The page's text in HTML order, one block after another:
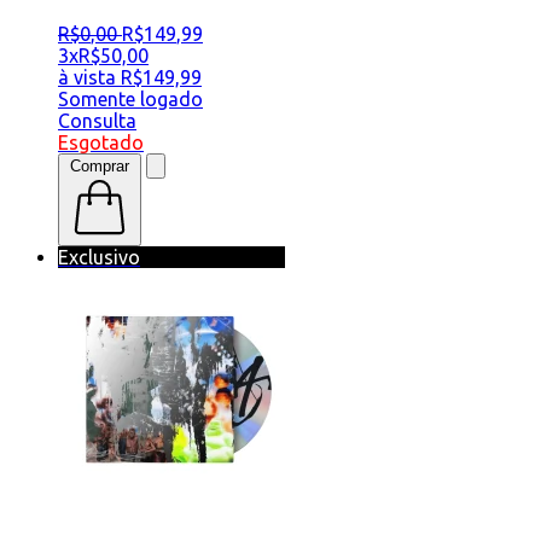
R$0,00 R$149,99
3xR$50,00
à vista R$149,99
Somente logado
Consulta
Esgotado
Comprar